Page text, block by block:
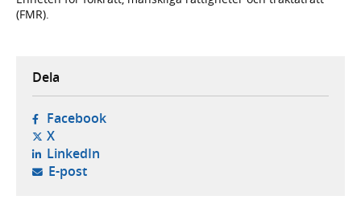
(FMR).
Dela
Facebook- öppnas i ny flik, extern webbplats,
X- öppnas i ny flik, extern webbplats,
LinkedIn- öppnas i ny flik, extern webbplats,
E-post- öppnar din e-postklient,